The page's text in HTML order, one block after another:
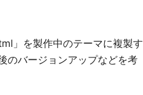
」を製作中のテーマに複製す
のバージョンアップなどを考